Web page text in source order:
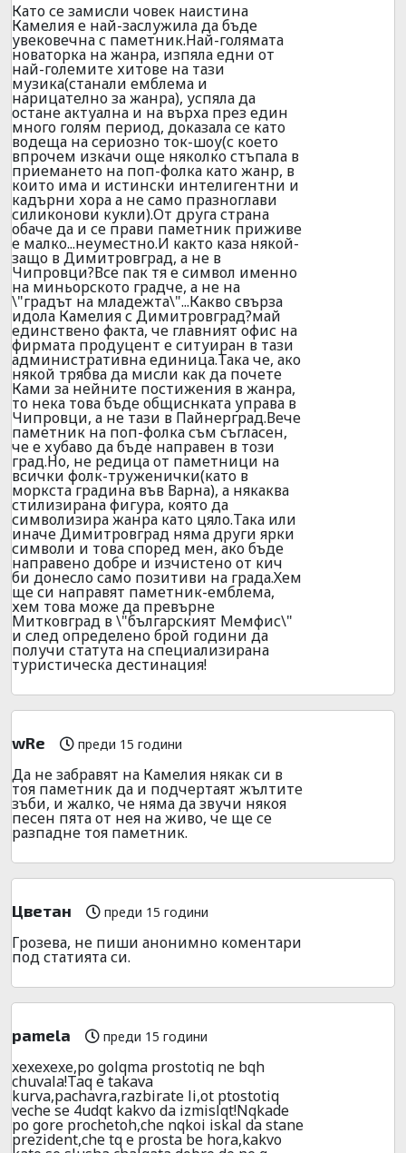
Като се замисли човек наистина
Камелия е най-заслужила да бъде
увековечна с паметник.Най-голямата
новаторка на жанра, изпяла едни от
най-големите хитове на тази
музика(станали емблема и
нарицателно за жанра), успяла да
остане актуална и на върха през един
много голям период, доказала се като
водеща на сериозно ток-шоу(с което
впрочем изкачи още няколко стъпала в
приемането на поп-фолка като жанр, в
които има и истински интелигентни и
кадърни хора а не само празноглави
силиконови кукли).От друга страна
обаче да и се прави паметник приживе
е малко...неуместно.И както каза някой-
защо в Димитровград, а не в
Чипровци?Все пак тя е символ именно
на миньорското градче, а не на
\"градът на младежта\"...Какво свърза
идола Камелия с Димитровград?май
единствено факта, че главният офис на
фирмата продуцент е ситуиран в тази
административна единица.Така че, ако
някой трябва да мисли как да почете
Ками за нейните постижения в жанра,
то нека това бъде общиснката управа в
Чипровци, а не тази в Пайнерград.Вече
паметник на поп-фолка съм съгласен,
че е хубаво да бъде направен в този
град.Но, не редица от паметници на
всички фолк-труженички(като в
моркста градина във Варна), а някаква
стилизирана фигура, която да
символизира жанра като цяло.Така или
иначе Димитровград няма други ярки
символи и това според мен, ако бъде
направено добре и изчистено от кич
би донесло само позитиви на града.Хем
ще си направят паметник-емблема,
хем това може да превърне
Митковград в \"българският Мемфис\"
и след определено брой години да
получи статута на специализирана
туристическа дестинация!
wRe преди 15 години
Да не забравят на Камелия някак си в
тоя паметник да и подчертаят жълтите
зъби, и жалко, че няма да звучи някоя
песен пята от нея на живо, че ще се
разпадне тоя паметник.
Цветан преди 15 години
Грозева, не пиши анонимно коментари
под статията си.
pamela преди 15 години
xexexexe,po golqma prostotiq ne bqh
chuvala!Taq e takava
kurva,pachavra,razbirate li,ot ptostotiq
veche se 4udqt kakvo da izmislqt!Nqkade
po gore prochetoh,che nqkoi iskal da stane
prezident,che tq e prosta be hora,kakvo